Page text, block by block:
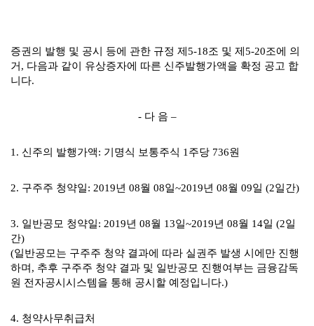
증권의 발행 및 공시 등에 관한 규정 제5-18조 및 제 5-20조에 의
거 , 다음과 같이 유상증자에 따른 신주발행가액을 확정 공고 합
니다.
- 다 음 –
1. 신주의 발행가액: 기명식 보통주식 1주당 736원
2. 구주주 청약일: 2019년 08월 08일~2019년 08월 09일 (2일간)
3. 일반공모 청약일: 2019년 08월 13일~2019년 08월 14일 (2일
간)
(일반공모는 구주주 청약 결과에 따라 실권주 발생 시에만 진행
하며 , 추후 구주주 청약 결과 및 일반공모 진행여부는 금융감독
원 전자공시시스템을 통해 공시할 예정입니다.)
4. 청약사무취급처